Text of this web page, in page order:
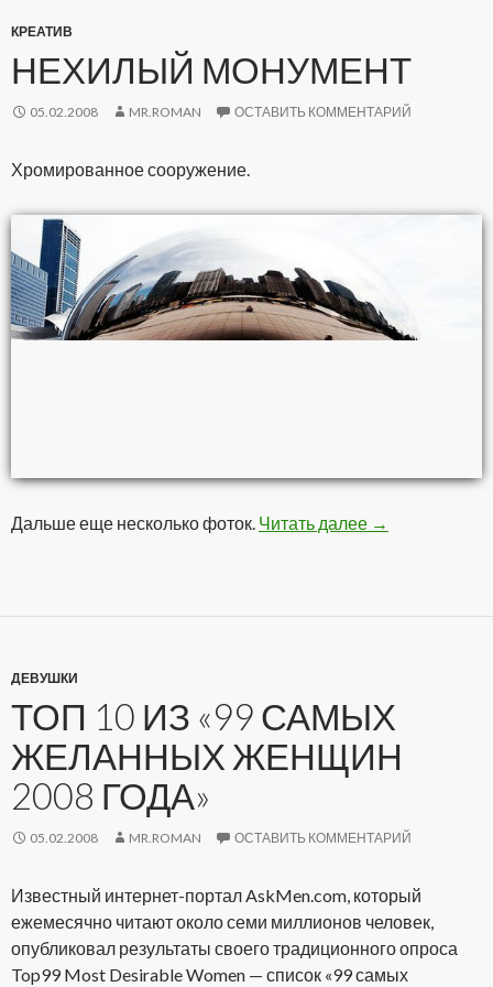
КРЕАТИВ
НЕХИЛЫЙ МОНУМЕНТ
05.02.2008 MR.ROMAN ОСТАВИТЬ КОММЕНТАРИЙ
Хромированное сооружение.
Дальше еще несколько фоток. Читать далее Нехилый
→
ДЕВУШКИ
ТОП 10 ИЗ «99 САМЫХ
ЖЕЛАННЫХ ЖЕНЩИН
2008 ГОДА»
05.02.2008 MR.ROMAN ОСТАВИТЬ КОММЕНТАРИЙ
Известный интернет-портал AskMen.com, который
ежемесячно читают около семи миллионов человек,
опубликовал результаты своего традиционного опроса
Top99 Most Desirable Women — список «99 самых